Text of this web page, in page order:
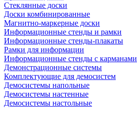
Стеклянные доски
Доски комбинированные
Магнитно-маркерные доски
Информационные стенды и рамки
Информационные стенды-плакаты
Рамки для информации
Информационные стенды с карманами
Демонстрационные системы
Комплектующие для демосистем
Демосистемы напольные
Демосистемы настенные
Демосистемы настольные